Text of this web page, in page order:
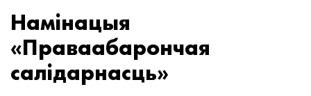
Намінацыя
«Праваабарончая
салідарнасць»